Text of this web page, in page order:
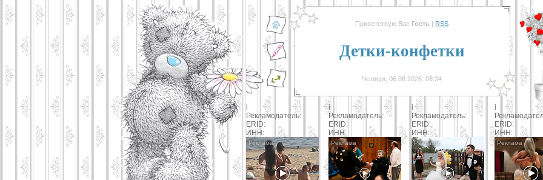
Приветствую Вас Гость | RSS
Детки-конфетки
Четверг, 06.08.2026, 08:34
i
Рекламодатель:
ERID:
ИНН:
i
Рекламодатель:
ERID:
ИНН:
i
Рекламодатель:
ERID:
ИНН:
i
ERID:
ИНН: